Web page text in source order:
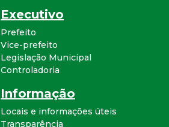
Executivo
Prefeito
Vice-prefeito
Legislação Municipal
Controladoria
Informação
Locais e informações úteis
Transparência